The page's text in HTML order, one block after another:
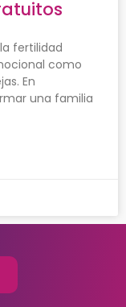
fertilidad
como
En
una familia